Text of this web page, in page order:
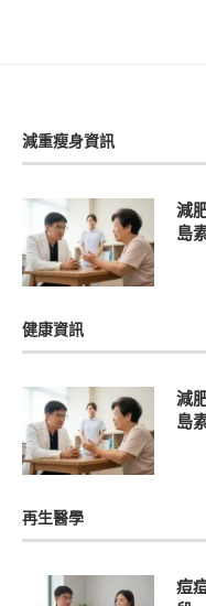
減重瘦身資訊
減
島
健康資訊
減
島
再生醫學
痘